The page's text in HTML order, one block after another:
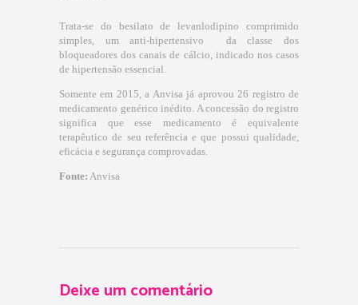
Trata-se do besilato de levanlodipino comprimido
simples, um anti-hipertensivo da classe dos
bloqueadores dos canais de cálcio, indicado nos casos
de hipertensão essencial.
Somente em 2015, a Anvisa já aprovou 26 registro de
medicamento genérico inédito. A concessão do registro
significa que esse medicamento é equivalente
terapêutico de seu referência e que possui qualidade,
eficácia e segurança comprovadas.
Fonte: Anvisa
Deixe um comentário